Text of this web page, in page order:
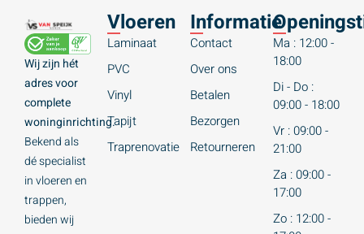
Wij zijn hét
adres voor
complete
woninginrichting.
Bekend als
dé specialist
in vloeren en
trappen,
bieden wij
Vloeren
Laminaat
PVC
Vinyl
Tapijt
Traprenovatie
Informatie
Contact
Over ons
Betalen
Bezorgen
Retourneren
Ma : 12:00 -
18:00
Di - Do :
09:00 - 18:00
Vr : 09:00 -
21:00
Za : 09:00 -
17:00
Zo : 12:00 -